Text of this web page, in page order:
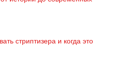
стриптизера и когда это